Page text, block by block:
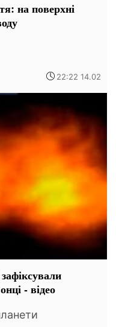
на поверхні
22:22 14.02
- відео